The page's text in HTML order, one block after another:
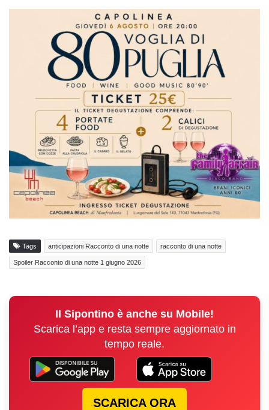
Tags anticipazioni Racconto di una notte racconto di una notte
Spoiler Racconto di una notte 1 giugno 2026
Il Sipontino è anche su Mobile!
Scarica l’app e resta sempre aggiornato in
tempo reale.
SCARICA ORA